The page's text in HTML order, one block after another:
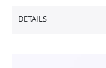
DETAILS